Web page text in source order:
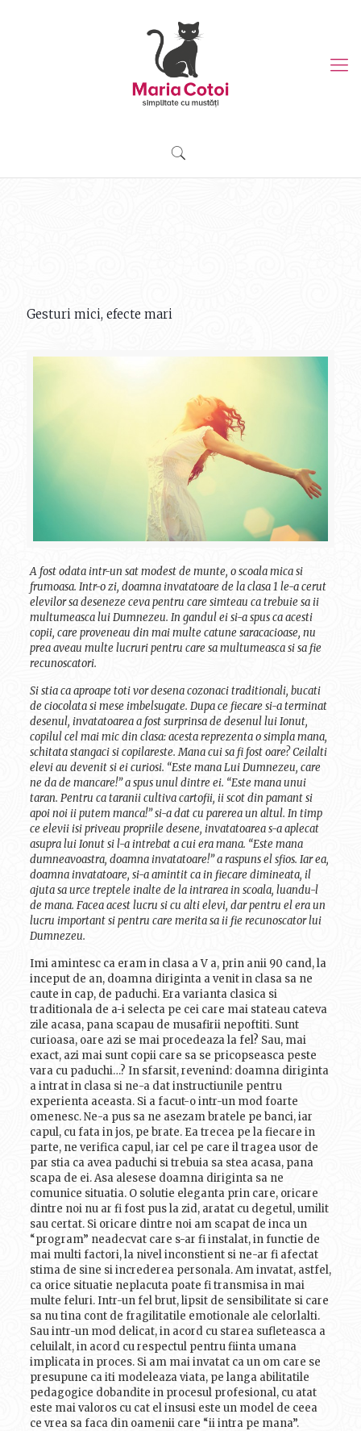
Gesturi mici, efecte mari
A fost odata intr-un sat modest de munte, o scoala mica si
frumoasa. Intr-o zi, doamna invatatoare de la clasa 1 le-a cerut
elevilor sa deseneze ceva pentru care simteau ca trebuie sa ii
multumeasca lui Dumnezeu. In gandul ei si-a spus ca acesti
copii, care proveneau din mai multe catune saracacioase, nu
prea aveau multe lucruri pentru care sa multumeasca si sa fie
recunoscatori.
Si stia ca aproape toti vor desena cozonaci traditionali, bucati
de ciocolata si mese imbelsugate. Dupa ce fiecare si-a terminat
desenul, invatatoarea a fost surprinsa de desenul lui Ionut,
copilul cel mai mic din clasa: acesta reprezenta o simpla mana,
schitata stangaci si copilareste. Mana cui sa fi fost oare? Ceilalti
elevi au devenit si ei curiosi. “Este mana Lui Dumnezeu, care
ne da de mancare!” a spus unul dintre ei. “Este mana unui
taran. Pentru ca taranii cultiva cartofii, ii scot din pamant si
apoi noi ii putem manca!” si-a dat cu parerea un altul. In timp
ce elevii isi priveau propriile desene, invatatoarea s-a aplecat
asupra lui Ionut si l-a intrebat a cui era mana. “Este mana
dumneavoastra, doamna invatatoare!” a raspuns el sfios. Iar ea,
doamna invatatoare, si-a amintit ca in fiecare dimineata, il
ajuta sa urce treptele inalte de la intrarea in scoala, luandu-l
de mana. Facea acest lucru si cu alti elevi, dar pentru el era un
lucru important si pentru care merita sa ii fie recunoscator lui
Dumnezeu.
Imi amintesc ca eram in clasa a V a, prin anii 90 cand, la
inceput de an, doamna diriginta a venit in clasa sa ne
caute in cap, de paduchi. Era varianta clasica si
traditionala de a-i selecta pe cei care mai stateau cateva
zile acasa, pana scapau de musafirii nepoftiti. Sunt
curioasa, oare azi se mai procedeaza la fel? Sau, mai
exact, azi mai sunt copii care sa se pricopseasca peste
vara cu paduchi…? In sfarsit, revenind: doamna diriginta
a intrat in clasa si ne-a dat instructiunile pentru
experienta aceasta. Si a facut-o intr-un mod foarte
omenesc. Ne-a pus sa ne asezam bratele pe banci, iar
capul, cu fata in jos, pe brate. Ea trecea pe la fiecare in
parte, ne verifica capul, iar cel pe care il tragea usor de
par stia ca avea paduchi si trebuia sa stea acasa, pana
scapa de ei. Asa alesese doamna diriginta sa ne
comunice situatia. O solutie eleganta prin care, oricare
dintre noi nu ar fi fost pus la zid, aratat cu degetul, umilit
sau certat. Si oricare dintre noi am scapat de inca un
“program” neadecvat care s-ar fi instalat, in functie de
mai multi factori, la nivel inconstient si ne-ar fi afectat
stima de sine si increderea personala. Am invatat, astfel,
ca orice situatie neplacuta poate fi transmisa in mai
multe feluri. Intr-un fel brut, lipsit de sensibilitate si care
sa nu tina cont de fragilitatile emotionale ale celorlalti.
Sau intr-un mod delicat, in acord cu starea sufleteasca a
celuilalt, in acord cu respectul pentru fiinta umana
implicata in proces. Si am mai invatat ca un om care se
presupune ca iti modeleaza viata, pe langa abilitatile
pedagogice dobandite in procesul profesional, cu atat
este mai valoros cu cat el insusi este un model de ceea
ce vrea sa faca din oamenii care “ii intra pe mana”.